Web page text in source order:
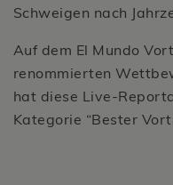
Schweigen nach
Auf dem El Mundo
renommierten
hat diese Live-
Kategorie “Bester